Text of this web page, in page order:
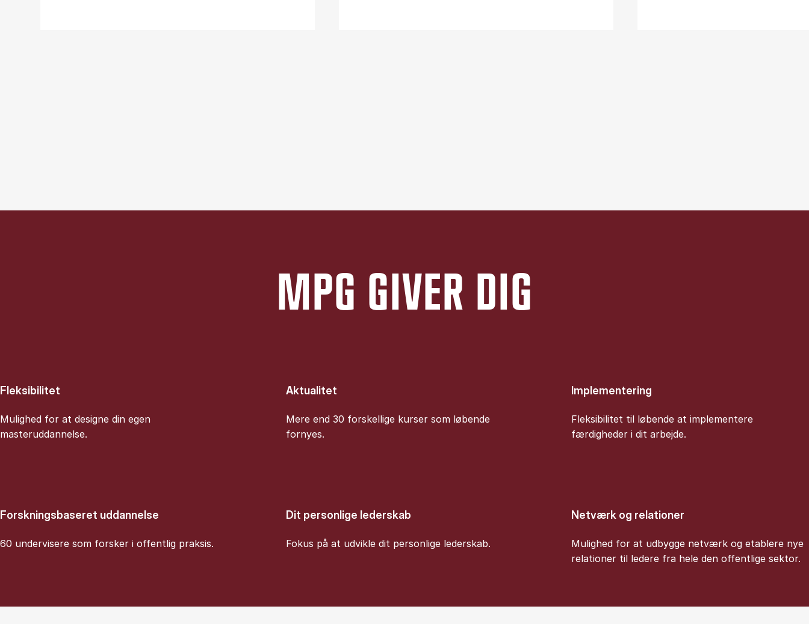
MPG GIVER DIG
Fleksibilitet
Mulighed for at designe din egen
masteruddannelse.
Aktualitet
Mere end 30 forskellige kurser som løbende
fornyes.
Implementering
Fleksibilitet til løbende at implementere
færdigheder i dit arbejde.
Forskningsbaseret uddannelse
60 undervisere som forsker i offentlig praksis.
Dit personlige lederskab
Fokus på at udvikle dit personlige lederskab.
Netværk og relationer
Mulighed for at udbygge netværk og etablere nye
relationer til ledere fra hele den offentlige sektor.